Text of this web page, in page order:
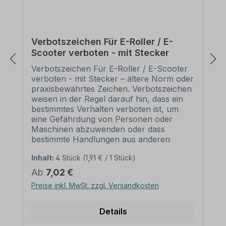
herausragen. Bitte ermitteln Sie vor dem
Erwerb von Befestigungsschellen erst den
Durchmesser des Pfostens, an dem die
Schelle angebracht werden soll. Der
Durchmesser der benötigten Schellen
sollte mit dem Durchmesser des Pfostens
übereinstimmen. Schrauben und Muttern
zur Schilderbefestigung liegen den
Schellen nicht bei – diese sind Zubehör
und müssen separat erworben werden –
siehe Zubehör. Diese Rohrschelle ist
nicht zur Befestigung von Schildern aus
PVC-Hartschaum oder ähnlichen
Materialien geeignet. Diese Materialien sind
zu weich und könnten beim Anziehen der
Schrauben/Muttern beschädigt werden
Rohrschellen nur in Verbindung mit 2 mm
Aluminiumschildern oder ähnlich harten
Verbotszeichen Für E-Roller / E-
Scooter verboten - mit Stecker
Verbotszeichen Für E-Roller / E-Scooter
verboten - mit Stecker – ältere Norm oder
praxisbewährtes Zeichen. Verbotszeichen
weisen in der Regel darauf hin, dass ein
bestimmtes Verhalten verboten ist, um
eine Gefährdung von Personen oder
Maschinen abzuwenden oder dass
bestimmte Handlungen aus anderen
des Verbotszeichens Für E-Roller / E-
Scooter verboten - mit Stecker:
Ausführung: Grundfarbe weiß, Rand und
Querbalken rot, Symbol schwarz
Selbstklebende Folie PVC - Hartschaum
Inhalt: 4 Stück (1,91 € / 1 Stück)
Regulärer Preis:
Ab 7,02 €
Preise inkl. MwSt. zzgl. Versandkosten
Details